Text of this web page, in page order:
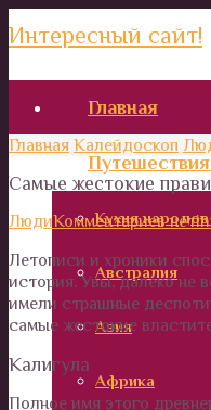
Интересный сайт!
Главная
Кухня
Австралия
Азия
Африка
Главная Калейдоскоп
Самые жестокие
ЛюдиКомментариев нет
Летописи и хроники
история. Увы, далеко не
имели страшные
самые жестокие
Калигула
Полное имя этого